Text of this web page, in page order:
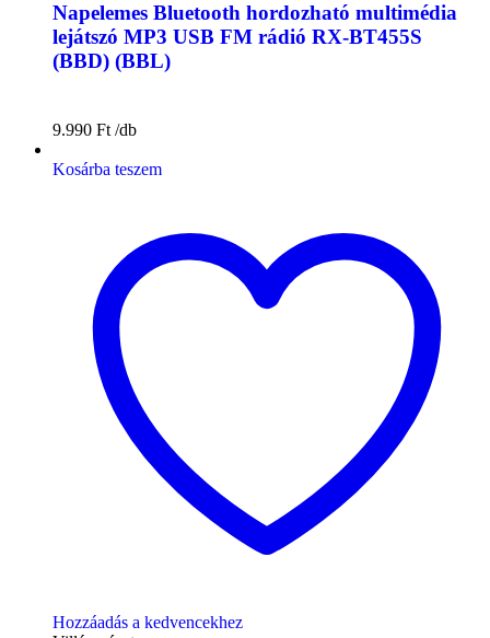
Napelemes Bluetooth hordozható multimédia
lejátszó MP3 USB FM rádió RX-BT455S
(BBD) (BBL)
9.990 Ft
Kosárba teszem
Hozzáadás a kedvencekhez